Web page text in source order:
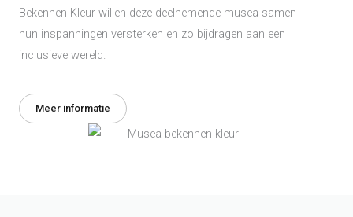
Bekennen Kleur willen deze deelnemende musea samen
hun inspanningen versterken en zo bijdragen aan een
inclusieve wereld.
Meer informatie